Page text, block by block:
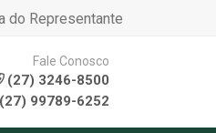
do Representante
Fale Conosco
(27) 3246-8500
(27) 99789-6252